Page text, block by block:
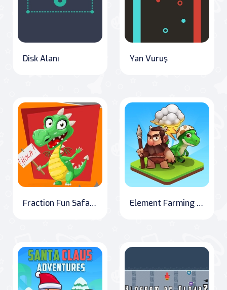
Disk Alanı Yan Vuruş
Fraction Fun Safari: Animal Discovery Edition Element Farming Frenzy